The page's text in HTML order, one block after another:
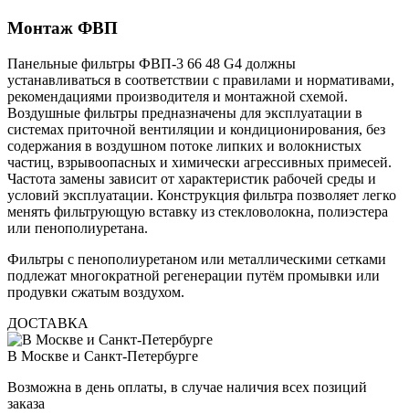
Монтаж ФВП
Панельные фильтры ФВП-3 66 48 G4 должны
устанавливаться в соответствии с правилами и нормативами,
рекомендациями производителя и монтажной схемой.
Воздушные фильтры предназначены для эксплуатации в
системах приточной вентиляции и кондиционирования, без
содержания в воздушном потоке липких и волокнистых
частиц, взрывоопасных и химически агрессивных примесей.
Частота замены зависит от характеристик рабочей среды и
условий эксплуатации. Конструкция фильтра позволяет легко
менять фильтрующую вставку из стекловолокна, полиэстера
или пенополиуретана.
Фильтры с пенополиуретаном или металлическими сетками
подлежат многократной регенерации путём промывки или
продувки сжатым воздухом.
ДОСТАВКА
В Москве и Санкт-Петербурге
Возможна в день оплаты, в случае наличия всех позиций
заказа